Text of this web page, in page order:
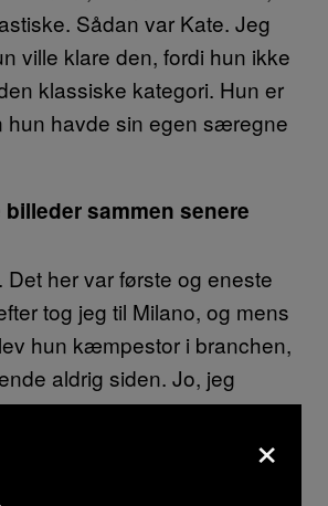
Sådan var Kate. Jeg
ville klare den, fordi hun ikke
klassiske kategori. Hun er
hun havde sin egen særegne
sammen senere
her var første og eneste
tog jeg til Milano, og mens
hun kæmpestor i branchen,
aldrig siden. Jo, jeg
i Notting Hill, men det var
×